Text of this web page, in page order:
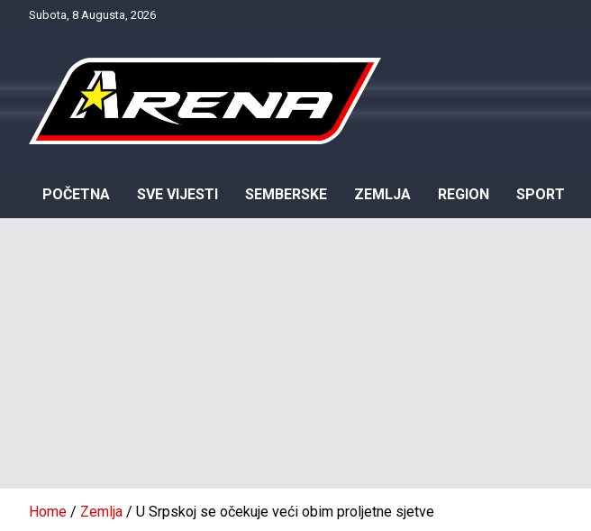
Subota, 8 Augusta, 2026
POČETNA SVE VIJESTI SEMBERSKE ZEMLJA REGION SPORT
Home Zemlja U Srpskoj se očekuje veći obim proljetne sjetve